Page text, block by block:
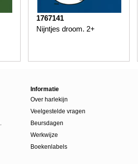
1767141
Nijntjes droom. 2+
Informatie
Over harlekijn
Veelgestelde vragen
Beursdagen
Werkwijze
Boekenlabels